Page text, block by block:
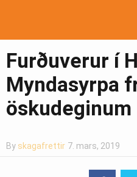
Furðuverur í
Myndasyrpa
öskudeginum
By skagafrettir 7. mars, 2019